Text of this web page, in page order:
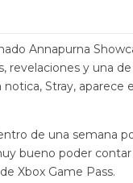
Annapurna
revelaciones y una
notica, Stray,
de una semana
bueno poder
Xbox Game Pass.